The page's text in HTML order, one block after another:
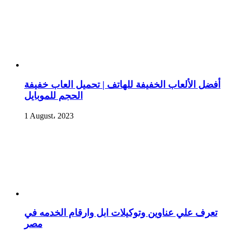
أفضل الألعاب الخفيفة للهاتف | تحميل العاب خفيفة
الحجم للموبايل
1 August، 2023
تعرف علي عناوين وتوكيلات ابل وارقام الخدمه في
مصر